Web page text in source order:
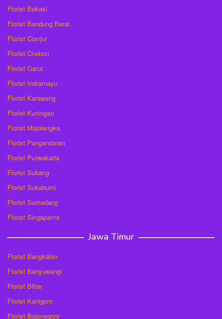
Florist Bekasi
Florist Bandung Barat
Florist Cianjur
Florist Cirebon
Florist Garut
Florist Indramayu
Florist Karawang
Florist Kuningan
Florist Majalengka
Florist Pangandaran
Florist Purwakarta
Florist Subang
Florist Sukabumi
Florist Sumedang
Florist Singaparna
Jawa Timur
Florist Bangkalan
Florist Banyuwangi
Florist Blitar
Florist Kanigoro
Florist Bojonegoro